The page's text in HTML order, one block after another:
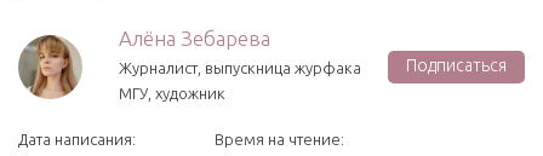
Алёна Зебарева
Журналист, выпускница журфака
МГУ, художник
Подписаться
Дата написания:
Время на чтение: